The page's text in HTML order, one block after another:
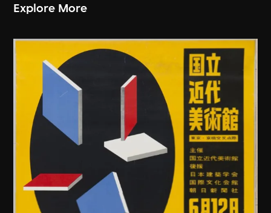
Explore More